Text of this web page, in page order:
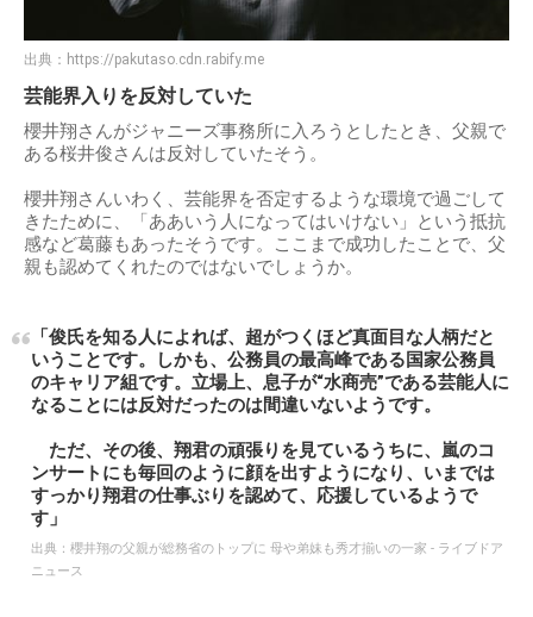
出典： https://pakutaso.cdn.rabify.me
芸能界入りを反対していた
櫻井翔さんがジャニーズ事務所に入ろうとしたとき、父親で
ある桜井俊さんは反対していたそう。
櫻井翔さんいわく、芸能界を否定するような環境で過ごして
きたために、「ああいう人になってはいけない」という抵抗
感など葛藤もあったそうです。ここまで成功したことで、父
親も認めてくれたのではないでしょうか。
「俊氏を知る人によれば、超がつくほど真面目な人柄だと
いうことです。しかも、公務員の最高峰である国家公務員
のキャリア組です。立場上、息子が“水商売”である芸能人に
なることには反対だったのは間違いないようです。
ただ、その後、翔君の頑張りを見ているうちに、嵐のコ
ンサートにも毎回のように顔を出すようになり、いまでは
すっかり翔君の仕事ぶりを認めて、応援しているようで
す」
出典： 櫻井翔の父親が総務省のトップに 母や弟妹も秀才揃いの一家 - ライブドア
ニュース